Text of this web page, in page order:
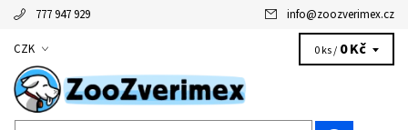
777 947 929 info@zoozverimex.cz
CZK 0 ks / 0 Kč